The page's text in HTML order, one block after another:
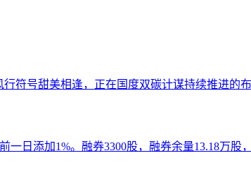
符号甜美相逢，正在国度双碳计谋持续推进的
一日添加1%。融券3300股，融券余量13.18万